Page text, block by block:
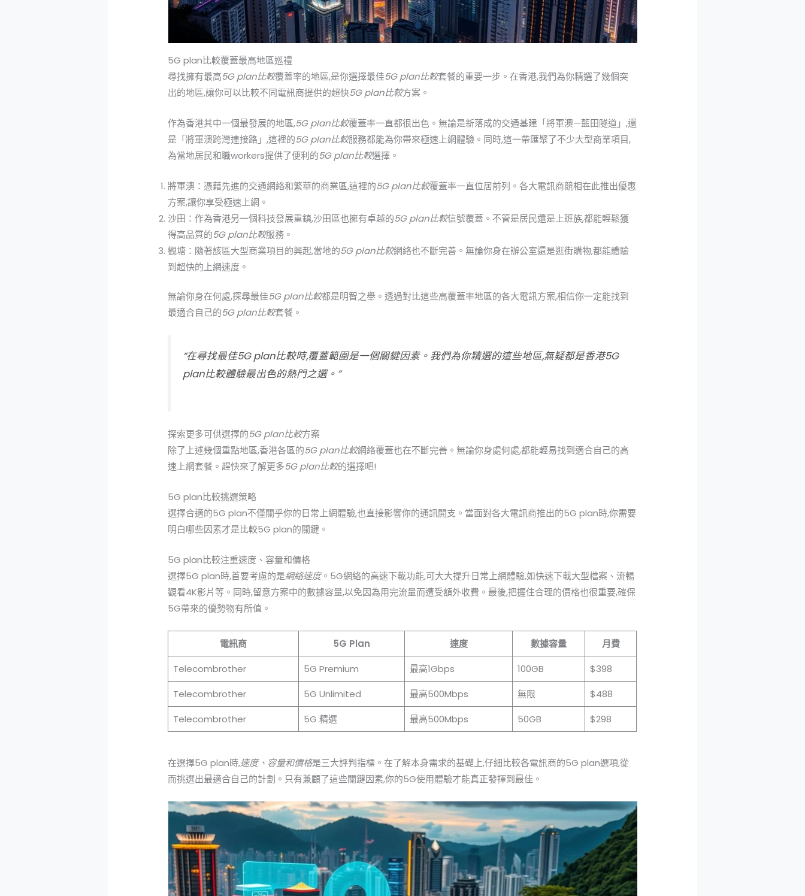
5G plan比較覆蓋最高地區巡禮
尋找擁有最高5G plan比較覆蓋率的地區,是你選擇最佳5G plan比較套餐的重要一步。在香港,我們為你精選了幾個突
出的地區,讓你可以比較不同電訊商提供的超快5G plan比較方案。
作為香港其中一個最發展的地區,5G plan比較覆蓋率一直都很出色。無論是新落成的交通基建「將軍澳—藍田隧道」,還
是「將軍澳跨灣連接路」,這裡的5G plan比較服務都能為你帶來極速上網體驗。同時,這一帶匯聚了不少大型商業項目,
為當地居民和職workers提供了便利的5G plan比較選擇。
將軍澳：憑藉先進的交通網絡和繁華的商業區,這裡的5G plan比較覆蓋率一直位居前列。各大電訊商競相在此推出優惠
方案,讓你享受極速上網。
沙田：作為香港另一個科技發展重鎮,沙田區也擁有卓越的5G plan比較信號覆蓋。不管是居民還是上班族,都能輕鬆獲
得高品質的5G plan比較服務。
觀塘：隨著該區大型商業項目的興起,當地的5G plan比較網絡也不斷完善。無論你身在辦公室還是逛街購物,都能體驗
到超快的上網速度。
無論你身在何處,探尋最佳5G plan比較都是明智之舉。透過對比這些高覆蓋率地區的各大電訊方案,相信你一定能找到
最適合自己的5G plan比較套餐。
“在尋找最佳5G plan比較時,覆蓋範圍是一個關鍵因素。我們為你精選的這些地區,無疑都是香港5G
plan比較體驗最出色的熱門之選。”
探索更多可供選擇的5G plan比較方案
除了上述幾個重點地區,香港各區的5G plan比較網絡覆蓋也在不斷完善。無論你身處何處,都能輕易找到適合自己的高
速上網套餐。趕快來了解更多5G plan比較的選擇吧!
5G plan比較挑選策略
選擇合適的5G plan不僅關乎你的日常上網體驗,也直接影響你的通訊開支。當面對各大電訊商推出的5G plan時,你需要
明白哪些因素才是比較5G plan的關鍵。
5G plan比較注重速度、容量和價格
選擇5G plan時,首要考慮的是網絡速度。5G網絡的高速下載功能,可大大提升日常上網體驗,如快速下載大型檔案、流暢
觀看4K影片等。同時,留意方案中的數據容量,以免因為用完流量而遭受額外收費。最後,把握住合理的價格也很重要,確保
5G帶來的優勢物有所值。
電訊商 5G Plan 速度 數據容量
月費
Telecombrother
5G Premium 最高1Gbps 100GB
$398
Telecombrother
5G Unlimited 最高500Mbps 無限
$488
Telecombrother
5G 精選 最高500Mbps 50GB $298
在選擇5G plan時,速度、容量和價格是三大評判指標。在了解本身需求的基礎上,仔細比較各電訊商的5G plan選項,從
而挑選出最適合自己的計劃。只有兼顧了這些關鍵因素,你的5G使用體驗才能真正發揮到最佳。